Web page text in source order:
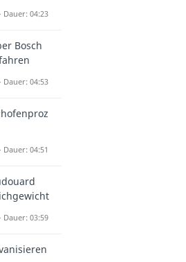
Dauer: 04:23
Bosch
Dauer: 04:53
Dauer: 04:51
Dauer: 03:59